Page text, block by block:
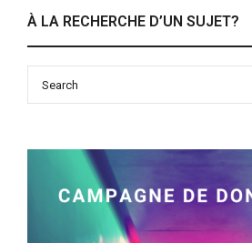
À LA RECHERCHE D’UN SUJET?